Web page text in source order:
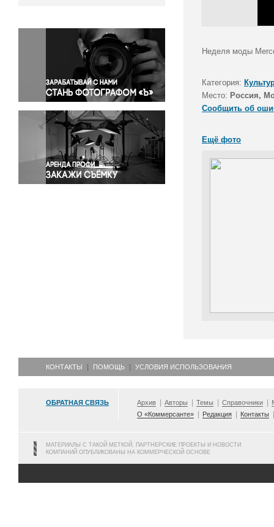
Окружающая среда
Политика
Правосудие
Происшествия и конфликты
Религия
Светская жизнь
Спорт
Экология
Экономика и бизнес
Неделя моды
Категория:
Место: Россия,
Сообщить об
Ещё фото
КОНТАКТЫ ПОМОЩЬ УСЛОВИЯ ИСПОЛЬЗОВАНИЯ
ОБРАТНАЯ СВЯЗЬ Архив Авторы Темы Справочники
О «Коммерсанте»
Редакция Контакты
МАТЕРИАЛЫ С ТАКОЙ МЕТКОЙ, ПАРТНЕРСКИЕ ПРОЕКТЫ И НОВОСТИ
КОМПАНИЙ ОПУБЛИКОВАНЫ НА КОММЕРЧЕСКОЙ ОСНОВЕ